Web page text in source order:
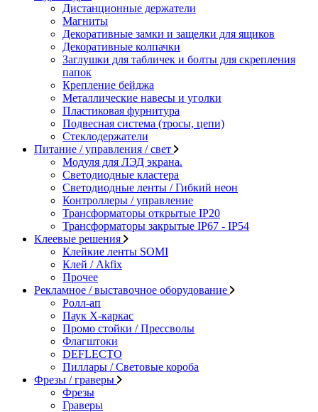
Дистанционные держатели
Магниты
Декоративные замки и защелки для ящиков
Декоративные колпачки
Заглушки для табличек и болты для скрепления
папок
Крепление бейджа
Металлические навесы и уголки
Пластиковая фурнитура
Подвесная система (тросы, цепи)
Стеклодержатели
Питание / управления / свет
Модуля для ЛЭД экрана.
Светодиодные кластера
Светодиодные ленты / Гибкий неон
Контроллеры / управление
Трансформаторы открытые IP20
Трансформаторы закрытые IP67 - IP54
Клеевые решения
Клейкие ленты SOMI
Клей / Akfix
Прочее
Рекламное / выставочное оборудование
Ролл-ап
Паук X-каркас
Промо стойки / Прессволы
Флагштоки
DEFLECTO
Пиллары / Световые короба
Фрезы / граверы
Фрезы
Граверы